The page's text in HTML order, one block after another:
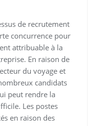
de recrutement
concurrence pour
attribuable à la
En raison de
du voyage et
candidats
peut rendre la
Les postes
en raison des